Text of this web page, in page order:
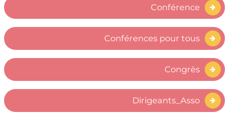
Conférence
Conférences pour tous
Congrès
Dirigeants_Asso